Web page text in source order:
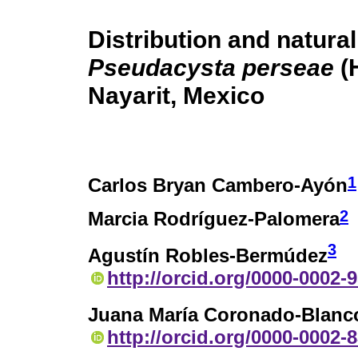
Distribution and
Pseudacysta perseae
Nayarit, Mexico
Carlos Bryan Cambero-Ayón1
Marcia Rodríguez-Palomera2
Agustín Robles-Bermúdez3
http://orcid.org/0000-0002-
Juana María Coronado-
http://orcid.org/0000-0002-